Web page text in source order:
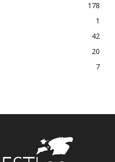
178
1
42
20
7